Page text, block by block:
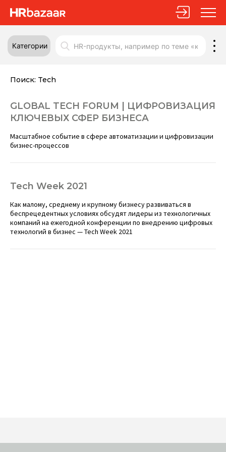
Категории
Поиск: Tech
GLOBAL TECH FORUM | ЦИФРОВИЗАЦИЯ
КЛЮЧЕВЫХ СФЕР БИЗНЕСА
Масштабное событие в сфере автоматизации и цифровизации
бизнес-процессов
Tech Week 2021
Как малому, среднему и крупному бизнесу развиваться в
беспрецедентных условиях обсудят лидеры из технологичных
компаний на ежегодной конференции по внедрению цифровых
технологий в бизнес — Tech Week 2021